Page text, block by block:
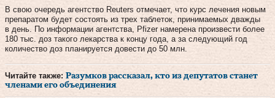
В свою очередь агентство Reuters отмечает, что курс лечения новым
препаратом будет состоять из трех таблеток, принимаемых дважды
в день. По информации агентства, Pfizer намерена произвести более
180 тыс. доз такого лекарства к концу года, а за следующий год
количество доз планируется довести до 50 млн.
Читайте также: Разумков рассказал, кто из депутатов станет
членами его объединения